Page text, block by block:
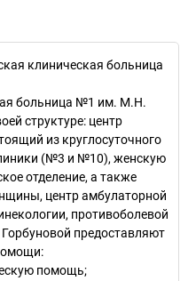
клиническая больница
больница №1 им. М.Н.
структуре: центр
из круглосуточного
(№3 и №10), женскую
отделение, а также
центр амбулаторной
противоболевой
предоставляют
помощь;